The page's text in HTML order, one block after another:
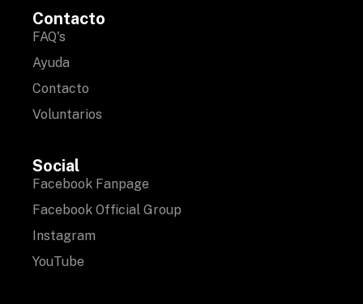
Contacto
FAQ's
Ayuda
Contacto
Voluntarios
Social
Facebook Fanpage
Facebook Official Group
Instagram
YouTube